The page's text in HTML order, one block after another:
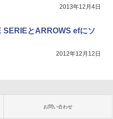
2013年12月4日
とARROWS efにソ
2012年12月12日
お問い合わせ